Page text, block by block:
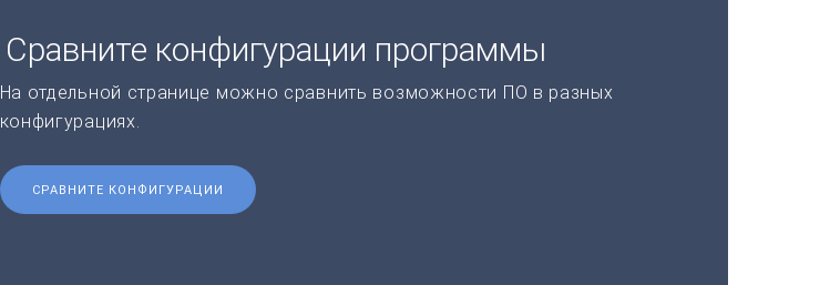
Сравните конфигурации программы
На отдельной странице можно сравнить возможности ПО в разных
конфигурациях.
СРАВНИТЕ КОНФИГУРАЦИИ